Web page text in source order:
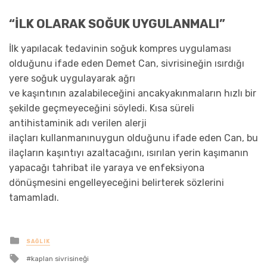
“İLK OLARAK SOĞUK UYGULANMALI”
İlk yapılacak tedavinin soğuk kompres uygulaması
olduğunu ifade eden Demet Can, sivrisineğin ısırdığı
yere soğuk uygulayarak ağrı
ve kaşıntının azalabileceğini ancakyakınmaların hızlı bir
şekilde geçmeyeceğini söyledi. Kısa süreli
antihistaminik adı verilen alerji
ilaçları kullanmanınuygun olduğunu ifade eden Can, bu
ilaçların kaşıntıyı azaltacağını, ısırılan yerin kaşımanın
yapacağı tahribat ile yaraya ve enfeksiyona
dönüşmesini engelleyeceğini belirterek sözlerini
tamamladı.
yayınlanan
SAĞLIK
ilekaplan sivrisineği